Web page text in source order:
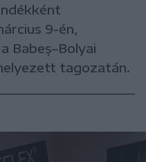
9-én,
Babeș–Bolyai
tagozatán.